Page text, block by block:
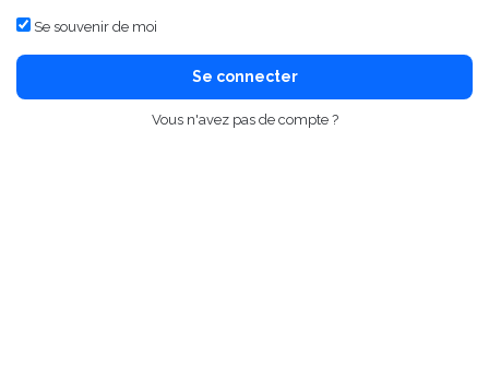
Se souvenir de moi
Se connecter
Vous n'avez pas de compte ?